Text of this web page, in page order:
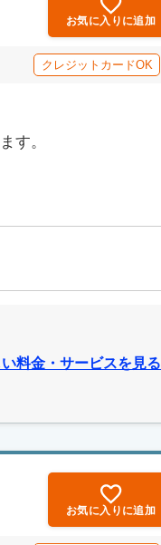
お気に入りに追加
クレジットカードOK
す。
料金・サービスを見る
お気に入りに追加